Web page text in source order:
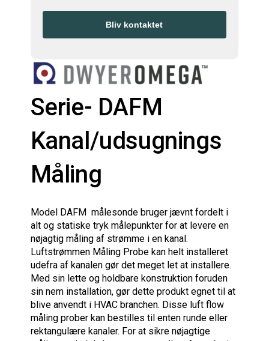
Bliv kontaktet
Serie- DAFM
Kanal/udsugnings
Måling
Model DAFM målesonde bruger jævnt fordelt i
alt og statiske tryk målepunkter for at levere en
nøjagtig måling af strømme i en kanal.
Luftstrømmen Måling Probe kan helt installeret
udefra af kanalen gør det meget let at installere.
Med sin lette og holdbare konstruktion foruden
sin nem installation, gør dette produkt egnet til at
blive anvendt i HVAC branchen. Disse luft flow
måling prober kan bestilles til enten runde eller
rektangulære kanaler. For at sikre nøjagtige